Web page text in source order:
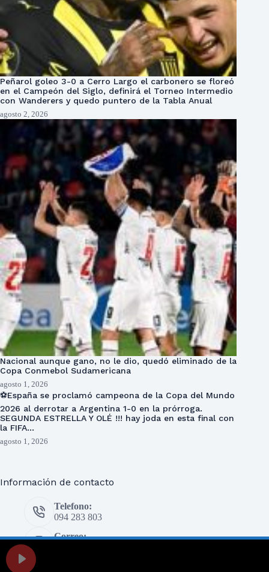
Peñarol goleo 3-0 a Cerro Largo el carbonero se floreó
en el Campeón del Siglo, definirá el Torneo Intermedio
con Wanderers y quedo puntero de la Tabla Anual
agosto 2, 2026
Nacional aunque gano, no le dio, quedó eliminado de la
Copa Conmebol Sudamericana
agosto 1, 2026
⚽España se proclamó campeona de la Copa del Mundo
2026 al derrotar a Argentina 1-0 en la prórroga.
SEGUNDA ESTRELLA Y OLÉ !!! hay joda en esta final con
la FIFA…
agosto 1, 2026
Información de contacto
Telefono:
094 283 803
Correo:
Copyright © 2026 El Deportivo - Desarrollado por Oxígeno